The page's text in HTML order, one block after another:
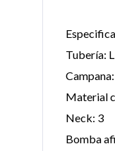
Tubería:
Material
Neck: 3
Bomba